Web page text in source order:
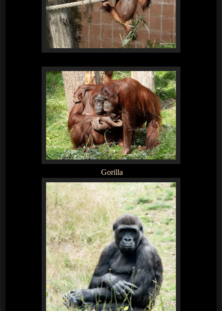
Gorilla